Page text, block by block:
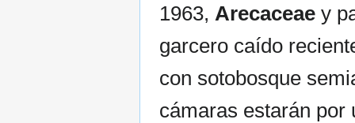
1963, Arecaceae y
garcero caído
con sotobosque
cámaras estarán por